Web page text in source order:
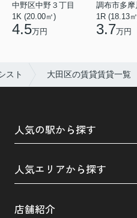
中野区中野３丁目
1K (20.00㎡)
4.5万円
調布市多摩
1R (18.13
3.7万円
スト 大田区の賃貸賃貸一覧
人気の駅から探す
人気エリアから探す
店舗紹介